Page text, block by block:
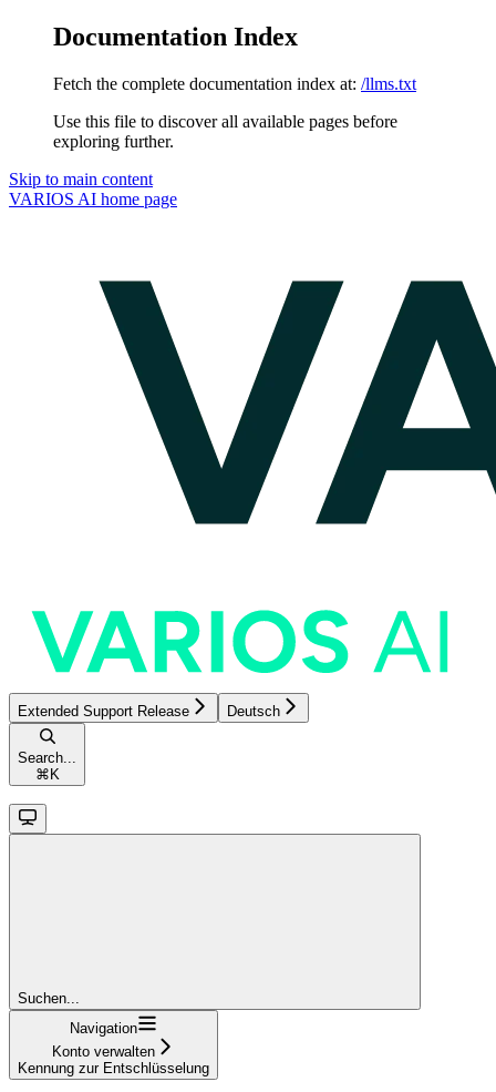
Documentation Index
Fetch the complete documentation index at: /llms.txt
Use this file to discover all available pages before
exploring further.
Skip to main content
VARIOS AI home page
Extended Support Release Deutsch
Search...
⌘ K
Suchen...
Navigation
Konto verwalten
Kennung zur Entschlüsselung